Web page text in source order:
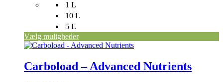
1 L
10 L
5 L
Vælg muligheder
Carboload – Advanced Nutrients
Dette
har
flere